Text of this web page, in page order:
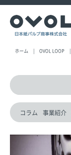
ホーム OVOL LOOP
コラム 事業紹介